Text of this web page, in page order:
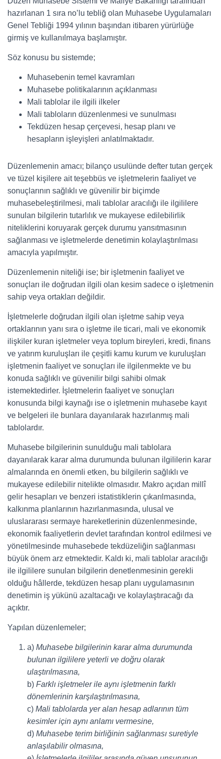
hazırlanan 1 sıra no’lu tebliğ olan Muhasebe Uygulamaları
Genel Tebliği 1994 yılının başından itibaren yürürlüğe
girmiş ve kullanılmaya başlamıştır.
Söz konusu bu sistemde;
Muhasebenin temel kavramları
Muhasebe politikalarının açıklanması
Mali tablolar ile ilgili ilkeler
Mali tabloların düzenlenmesi ve sunulması
Tekdüzen hesap çerçevesi, hesap planı ve
hesapların işleyişleri anlatılmaktadır.
Düzenlemenin amacı; bilanço usulünde defter tutan gerçek
ve tüzel kişilere ait teşebbüs ve işletmelerin faaliyet ve
sonuçlarının sağlıklı ve güvenilir bir biçimde
muhasebeleştirilmesi, mali tablolar aracılığı ile ilgililere
sunulan bilgilerin tutarlılık ve mukayese edilebilirlik
niteliklerini koruyarak gerçek durumu yansıtmasının
sağlanması ve işletmelerde denetimin kolaylaştırılması
amacıyla yapılmıştır.
Düzenlemenin niteliği ise; bir işletmenin faaliyet ve
sonuçları ile doğrudan ilgili olan kesim sadece o işletmenin
sahip veya ortakları değildir.
İşletmelerle doğrudan ilgili olan işletme sahip veya
ortaklarının yanı sıra o işletme ile ticari, mali ve ekonomik
ilişkiler kuran işletmeler veya toplum bireyleri, kredi, finans
ve yatırım kuruluşları ile çeşitli kamu kurum ve kuruluşları
işletmenin faaliyet ve sonuçları ile ilgilenmekte ve bu
konuda sağlıklı ve güvenilir bilgi sahibi olmak
istemektedirler. İşletmelerin faaliyet ve sonuçları
konusunda bilgi kaynağı ise o işletmenin muhasebe kayıt
ve belgeleri ile bunlara dayanılarak hazırlanmış mali
tablolardır.
Muhasebe bilgilerinin sunulduğu mali tablolara
dayanılarak karar alma durumunda bulunan ilgililerin karar
almalarında en önemli etken, bu bilgilerin sağlıklı ve
mukayese edilebilir nitelikte olmasıdır. Makro açıdan millî
gelir hesapları ve benzeri istatistiklerin çıkarılmasında,
kalkınma planlarının hazırlanmasında, ulusal ve
uluslararası sermaye hareketlerinin düzenlenmesinde,
ekonomik faaliyetlerin devlet tarafından kontrol edilmesi ve
yönetilmesinde muhasebede tekdüzeliğin sağlanması
büyük önem arz etmektedir. Kaldı ki, mali tablolar aracılığı
ile ilgililere sunulan bilgilerin denetlenmesinin gerekli
olduğu hâllerde, tekdüzen hesap planı uygulamasının
denetimin iş yükünü azaltacağı ve kolaylaştıracağı da
açıktır.
Yapılan düzenlemeler;
a) Muhasebe bilgilerinin karar alma durumunda
bulunan ilgililere yeterli ve doğru olarak
ulaştırılmasına,
b) Farklı işletmeler ile aynı işletmenin farklı
dönemlerinin karşılaştırılmasına,
c) Mali tablolarda yer alan hesap adlarının tüm
kesimler için aynı anlamı vermesine,
d) Muhasebe terim birliğinin sağlanması suretiyle
anlaşılabilir olmasına,